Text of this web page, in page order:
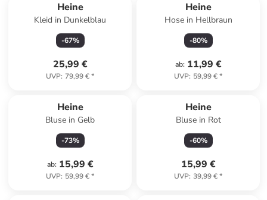
Heine
Kleid in Dunkelblau
-67%
25,99 €
UVP: 79,99 €*
Heine
Hose in Hellbraun
-80%
ab: 11,99 €
UVP: 59,99 €*
Heine
Bluse in Gelb
-73%
ab: 15,99 €
UVP: 59,99 €*
Heine
Bluse in Rot
-60%
15,99 €
UVP: 39,99 €*